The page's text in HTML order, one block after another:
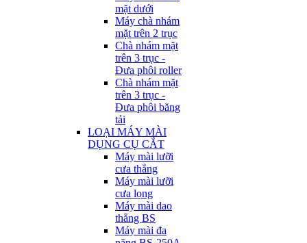
mặt dưới
Máy chà nhám
mặt trên 2 trục
Chà nhám mặt
trên 3 trục -
Đưa phôi roller
Chà nhám mặt
trên 3 trục -
Đưa phôi băng
tải
LOẠI MÁY MÀI
DỤNG CỤ CẮT
Máy mài lưỡi
cưa thẳng
Máy mài lưỡi
cưa lọng
Máy mài dao
thẳng BS
Máy mài đa